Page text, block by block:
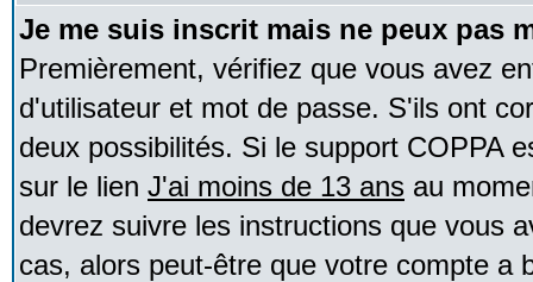
Je me suis inscrit mais ne peux pas
Premièrement, vérifiez que vous avez
d'utilisateur et mot de passe. S'ils ont
deux possibilités. Si le support COPPA
sur le lien J'ai moins de 13 ans au
devrez suivre les instructions que vous
cas, alors peut-être que votre compte a